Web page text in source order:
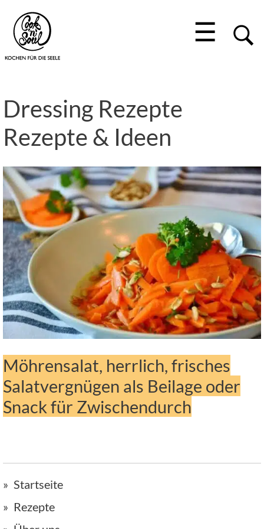
☰
Dressing Rezepte
Rezepte & Ideen
Möhrensalat, herrlich, frisches
Salatvergnügen als Beilage oder
Snack für Zwischendurch
Startseite
Rezepte